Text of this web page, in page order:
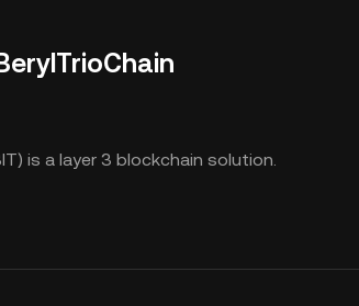
is a layer 3 blockchain solution.